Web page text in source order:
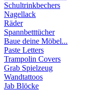
Schultrinkbechers
Nagellack
Räder
Spannbetttücher
Baue deine Möbel...
Paste Letters
Trampolin Covers
Grab Spielzeug
Wandtattoos
Jab Blöcke